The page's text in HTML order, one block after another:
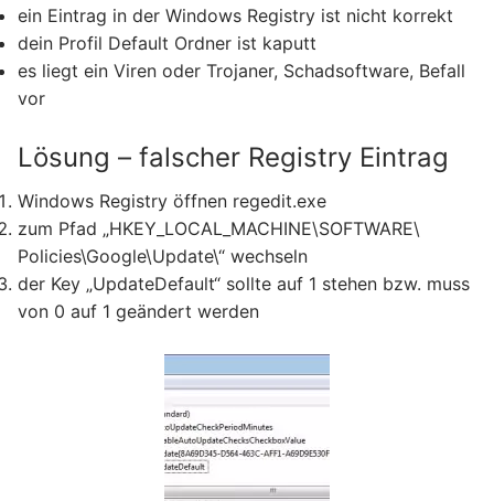
ein Eintrag in der Windows Registry ist nicht korrekt
dein Profil Default Ordner ist kaputt
es liegt ein Viren oder Trojaner, Schadsoftware, Befall
vor
Lösung – falscher Registry Eintrag
Windows Registry öffnen regedit.exe
zum Pfad „HKEY_LOCAL_MACHINE\SOFTWARE\
Policies\Google\Update\“ wechseln
der Key „UpdateDefault“ sollte auf 1 stehen bzw. muss
von 0 auf 1 geändert werden